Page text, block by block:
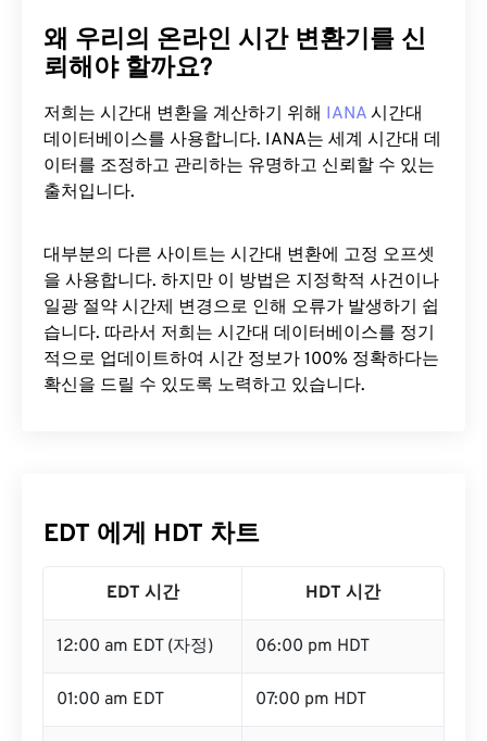
왜 우리의 온라인 시간 변환기를 신
뢰해야 할까요?
저희는 시간대 변환을 계산하기 위해 IANA 시간대
데이터베이스를 사용합니다. IANA는 세계 시간대 데
이터를 조정하고 관리하는 유명하고 신뢰할 수 있는
출처입니다.
대부분의 다른 사이트는 시간대 변환에 ​​고정 오프셋
을 사용합니다. 하지만 이 방법은 지정학적 사건이나
일광 절약 시간제 변경으로 인해 오류가 발생하기 쉽
습니다. 따라서 저희는 시간대 데이터베이스를 정기
적으로 업데이트하여 시간 정보가 100% 정확하다는
확신을 드릴 수 있도록 노력하고 있습니다.
EDT 에게 HDT 차트
EDT 시간 HDT 시간
12:00 am EDT (자정) 06:00 pm HDT
01:00 am EDT 07:00 pm HDT